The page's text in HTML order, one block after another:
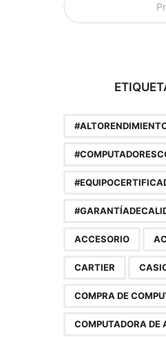
ACCESORIO
CARTIER
COMPRA DE
COMPUTADORA DE